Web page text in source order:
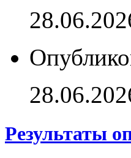
Результаты